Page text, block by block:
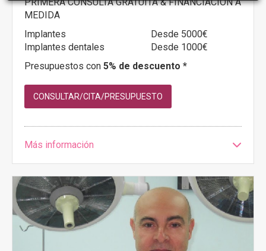
MEDIDA
Implantes
Desde 5000€
Implantes dentales
Desde 1000€
Presupuestos con 5% de descuento *
CONSULTAR/CITA/PRESUPUESTO
Más información